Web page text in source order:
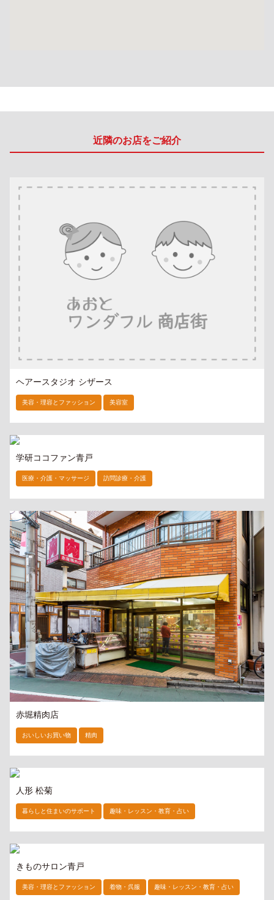
近隣のお店をご紹介
ヘアースタジオ シザース
美容・理容とファッション 美容室
学研ココファン青戸
医療・介護・マッサージ 訪問診療・介護
赤堀精肉店
おいしいお買い物 精肉
人形 松菊
暮らしと住まいのサポート 趣味・レッスン・教育・占い
きものサロン青戸
美容・理容とファッション 着物・呉服 趣味・レッスン・教育・占い